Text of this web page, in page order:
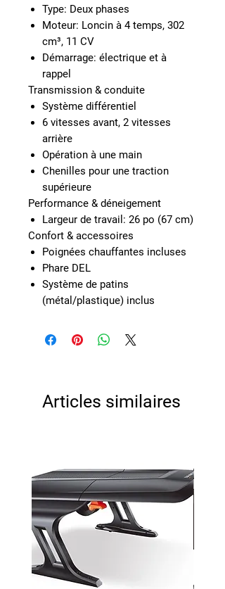
Type: Deux phases
Moteur: Loncin à 4 temps, 302
cm³, 11 CV
Démarrage: électrique et à
rappel
Transmission & conduite
Système différentiel
6 vitesses avant, 2 vitesses
arrière
Opération à une main
Chenilles pour une traction
supérieure
Performance & déneigement
Largeur de travail: 26 po (67 cm)
Confort & accessoires
Poignées chauffantes incluses
Phare DEL
Système de patins
(métal/plastique) inclus
Articles similaires